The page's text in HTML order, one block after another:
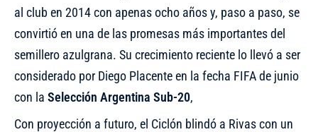
al club en 2014 con apenas ocho años y, paso a paso, se
convirtió en una de las promesas más importantes del
semillero azulgrana. Su crecimiento reciente lo llevó a ser
considerado por Diego Placente en la fecha FIFA de junio
con la Selección Argentina Sub-20,
Con proyección a futuro, el Ciclón blindó a Rivas con un